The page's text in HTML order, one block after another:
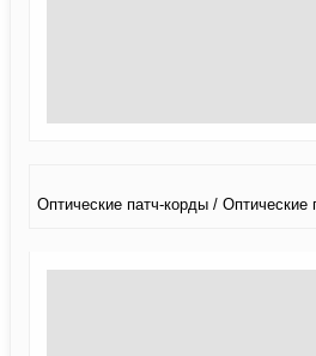
Оптические патч-корды / Оптические